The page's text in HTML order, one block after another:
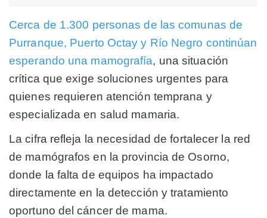
Cerca de 1.300 personas de las comunas de
Purranque, Puerto Octay y Río Negro continúan
esperando una mamografía, una situación
crítica que exige soluciones urgentes para
quienes requieren atención temprana y
especializada en salud mamaria.
La cifra refleja la necesidad de fortalecer la red
de mamógrafos en la provincia de Osorno,
donde la falta de equipos ha impactado
directamente en la detección y tratamiento
oportuno del cáncer de mama.